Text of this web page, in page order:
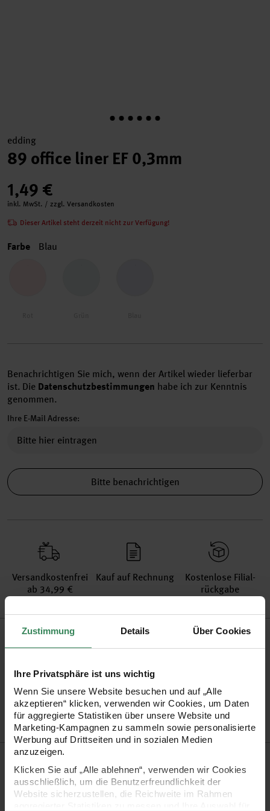
Zustimmung Details Über Cookies
Ihre Privatsphäre ist uns wichtig
Wenn Sie unsere Website besuchen und auf „Alle
akzeptieren“ klicken, verwenden wir Cookies, um Daten
für aggregierte Statistiken über unsere Website und
Marketing-Kampagnen zu sammeln sowie personalisierte
Werbung auf Drittseiten und in sozialen Medien
anzuzeigen.
Klicken Sie auf „Alle ablehnen“, verwenden wir Cookies
ausschließlich, um die Benutzerfreundlichkeit der
Website sicherzustellen, die Reichweite im Rahmen
edding
89 office liner EF 0,3mm
1,49 €
inkl. MwSt. / zzgl. Versandkosten
Dieser Artikel steht derzeit nicht zur Verfügung!
Farbe Blau
Benachrichtigen Sie mich, wenn der Artikel wieder lieferbar
ist. Die Datenschutzbestimmungen habe ich zur Kenntnis
genommen.
Ihre E-Mail Adresse:
Bitte benachrichtigen
Versand­kosten­frei
ab 34,99 €
Kauf auf Rechnung
Kosten­lose Filial­
rückgabe
Produktinformation
3014320
Bestell-Nr.2379630
Produktbeschreibung
Die edding 89 Office Fineliner zeichnen sich durch ihre